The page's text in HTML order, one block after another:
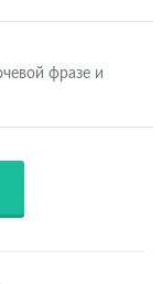
фразе и